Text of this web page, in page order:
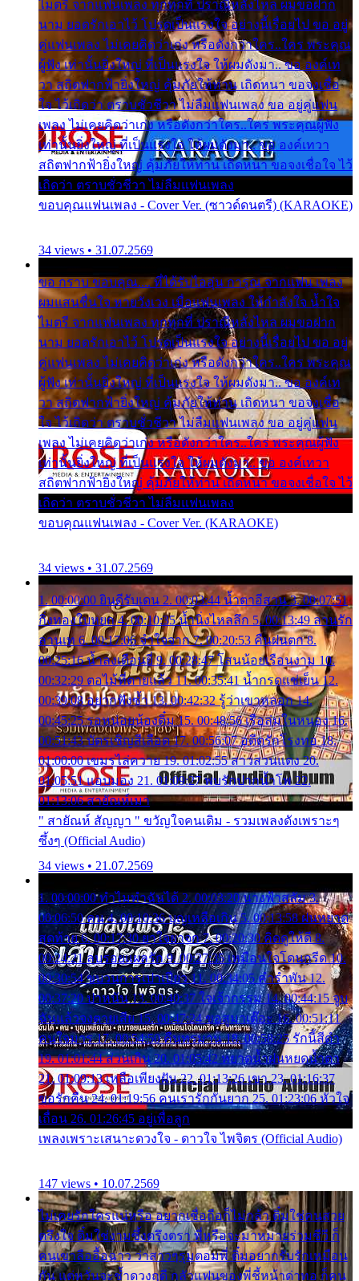
ไมตรี จากแฟนเพลง ทุกทุกที่ ปราณีหลั่งไหล ผมขอฝาก
นาม ยอดรักเอาไว้ โปรดเป็นแรงใจ อย่างนี้เรื่อยไป ขอ อยู่
คู่แฟนเพลง ไม่เคยคิดว่าเก่ง หรือดังกว่าใคร..ใคร พระคุณ
ผู้ฟัง เท่านั้นยิ่งใหญ่ ที่เป็นแรงใจ ให้ผมดังมา.. ขอ องค์เท
วา สถิตฟากฟ้ายิ่งใหญ่ คุ้มภัยให้ท่าน เถิดหนา ขอจงเชื่อ
ใจ ไว้เถิดว่า ตราบชั่วชีวา ไม่ลืมแฟนเพลง ขอ อยู่คู่แฟน
เพลง ไม่เคยคิดว่าเก่ง หรือดังกว่าใคร..ใคร พระคุณผู้ฟัง
เท่านั้นยิ่งใหญ่ ที่เป็นแรงใจ ให้ผมดังมา.. ขอ องค์เทวา
สถิตฟากฟ้ายิ่งใหญ่ คุ้มภัยให้ท่าน เถิดหนา ขอจงเชื่อใจ ไว้
เถิดว่า ตราบชั่วชีวา ไม่ลืมแฟนเพลง
ขอบคุณแฟนเพลง - Cover Ver. (ซาวด์ดนตรี) (KARAOKE)
34 views • 31.07.2569
ขอ กราบ ขอบคุณ.... ที่ได้รับไออุ่น การุณ จากแฟน เพลง
ผมแสนชื่นใจ หายวังเวง เมื่อแฟนเพลง ให้กำลังใจ น้ำใจ
ไมตรี จากแฟนเพลง ทุกทุกที่ ปราณีหลั่งไหล ผมขอฝาก
นาม ยอดรักเอาไว้ โปรดเป็นแรงใจ อย่างนี้เรื่อยไป ขอ อยู่
คู่แฟนเพลง ไม่เคยคิดว่าเก่ง หรือดังกว่าใคร..ใคร พระคุณ
ผู้ฟัง เท่านั้นยิ่งใหญ่ ที่เป็นแรงใจ ให้ผมดังมา.. ขอ องค์เท
วา สถิตฟากฟ้ายิ่งใหญ่ คุ้มภัยให้ท่าน เถิดหนา ขอจงเชื่อ
ใจ ไว้เถิดว่า ตราบชั่วชีวา ไม่ลืมแฟนเพลง ขอ อยู่คู่แฟน
เพลง ไม่เคยคิดว่าเก่ง หรือดังกว่าใคร..ใคร พระคุณผู้ฟัง
เท่านั้นยิ่งใหญ่ ที่เป็นแรงใจ ให้ผมดังมา.. ขอ องค์เทวา
สถิตฟากฟ้ายิ่งใหญ่ คุ้มภัยให้ท่าน เถิดหนา ขอจงเชื่อใจ ไว้
เถิดว่า ตราบชั่วชีวา ไม่ลืมแฟนเพลง
ขอบคุณแฟนเพลง - Cover Ver. (KARAOKE)
34 views • 31.07.2569
1. 00:00:00 ยินดีรับเดน 2. 00:03:44 น้ำตาอีสาน 3. 00:07:51
กิ่งทองใบหยก 4. 00:10:35 น้ำนิ่งไหลลึก 5. 00:13:49 ลานรัก
ลานเท 6. 00:17:06 จำใจจาก 7. 00:20:53 คืนฝนตก 8.
00:25:16 น้ำลงเดือนยี่ 9. 00:28:47 โสนน้อยเรือนงาม 10.
00:32:29 ตอไม้ที่ตายแล้ว 11. 00:35:41 น้ำกรดแช่เย็น 12.
00:39:08 อยากฟังซ้ำ 13. 00:42:32 รู้ว่าเขาหลอก 14.
00:45:25 รอหน่อยน้องติ๋ม 15. 00:48:56 เรือล่มในหนอง 16.
00:51:43 บัตรเชิญสีเลือด 17. 00:56:07 อดีตรักโรงทอ 18.
01:00:00 เขมรไล่ควาย 19. 01:02:55 สาวสวนแตง 20.
01:05:51 แอบมอง 21. 01:09:27 พบรักปากน้ำโพ 22.
01:13:06 สายัณห์เมา
" สายัณห์ สัญญา " ขวัญใจคนเดิม - รวมเพลงดังเพราะๆ
ซึ้งๆ (Official Audio)
34 views • 21.07.2569
1. 00:00:00 ทำไมทำฉันได้ 2. 00:03:20 นางฟ้าสลัม 3.
00:06:50 คน 4. 00:10:36 บุญเหลือเกิน 5. 00:13:58 ฝนหยาด
สุดท้าย 6. 00:17:30 ยาใจยาจก 7. 00:20:30 คิดดูให้ดี 8.
00:24:21 ลบรอยแผลรัก 9. 00:27:35 เหมือนใจโดนกรีด 10.
00:30:54 ขบวนการเปาเปียว 11. 00:34:05 คำรำพัน 12.
00:37:20 ปาหนัน 13. 00:40:37 ใจเจ้ากรรม 14. 00:44:15 จูบ
ฉันแล้วจงตายเสีย 15. 00:47:24 ขอสูมาเต๊อะ 16. 00:51:11
คนใจมาร 17. 00:54:50 คืนทรมาน 18. 00:58:25 รักนี้สีดำ
19. 01:01:44 ส่วนเกิน 20. 01:05:42 หยาดน้ำฝนหยดน้ำตา
21. 01:09:13 เหลือเพียงฝัน 22. 01:13:26 เขา 23. 01:16:37
ขอรักคืน 24. 01:19:56 คนเรารักกันยาก 25. 01:23:06 หัวใจ
เถื่อน 26. 01:26:45 อยู่เพื่อลูก
เพลงเพราะเสนาะดวงใจ - ดาวใจ ไพจิตร (Official Audio)
147 views • 10.07.2569
ไม่เคยรักใครแน่หรือ อยากเชื่อถือก็ไม่กล้า ติ๋มใช่คนสวย
ตรึงใจ ติ๋มใช่งามซึ้งตรึงตรา พี่หรือจะมาหมายร่วมชีวี ก็
คนเขาลืออื้อฉาว ว่าสาวๆรุมตอมพี่ ติ๋มอยากรับรักเหมือน
กัน แต่หวั่นจะช้ำดวงฤดี กลัวแฟนของพี่ชี้หน้าด่าทอ ก็คน